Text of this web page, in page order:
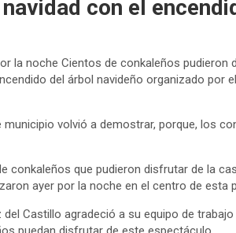
con el
la noche Cientos de conkaleños pudieron
del árbol navideño organizado por
volvió a demostrar, porque, los
conkaleños que pudieron disfrutar de la
ayer por la noche en el centro de esta
del Castillo agradeció a su equipo de